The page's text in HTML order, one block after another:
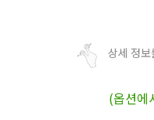
상세 정보
(옵션에